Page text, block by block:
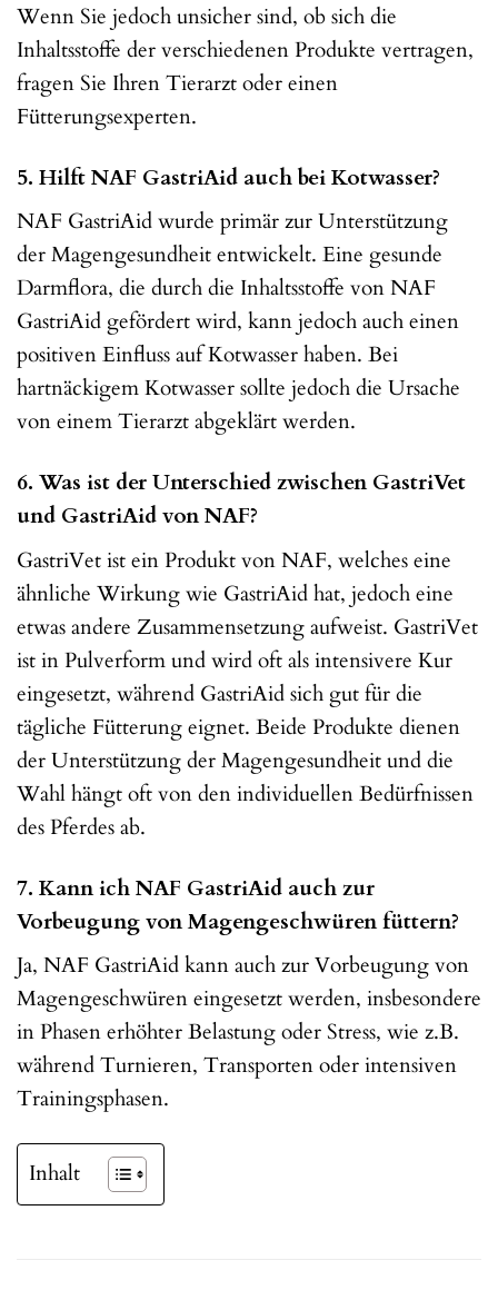
Wenn Sie jedoch unsicher sind, ob sich die
Inhaltsstoffe der verschiedenen Produkte vertragen,
fragen Sie Ihren Tierarzt oder einen
Fütterungsexperten.
5. Hilft NAF GastriAid auch bei Kotwasser?
NAF GastriAid wurde primär zur Unterstützung
der Magengesundheit entwickelt. Eine gesunde
Darmflora, die durch die Inhaltsstoffe von NAF
GastriAid gefördert wird, kann jedoch auch einen
positiven Einfluss auf Kotwasser haben. Bei
hartnäckigem Kotwasser sollte jedoch die Ursache
von einem Tierarzt abgeklärt werden.
6. Was ist der Unterschied zwischen GastriVet
und GastriAid von NAF?
GastriVet ist ein Produkt von NAF, welches eine
ähnliche Wirkung wie GastriAid hat, jedoch eine
etwas andere Zusammensetzung aufweist. GastriVet
ist in Pulverform und wird oft als intensivere Kur
eingesetzt, während GastriAid sich gut für die
tägliche Fütterung eignet. Beide Produkte dienen
der Unterstützung der Magengesundheit und die
Wahl hängt oft von den individuellen Bedürfnissen
des Pferdes ab.
7. Kann ich NAF GastriAid auch zur
Vorbeugung von Magengeschwüren füttern?
Ja, NAF GastriAid kann auch zur Vorbeugung von
Magengeschwüren eingesetzt werden, insbesondere
in Phasen erhöhter Belastung oder Stress, wie z.B.
während Turnieren, Transporten oder intensiven
Trainingsphasen.
Inhalt